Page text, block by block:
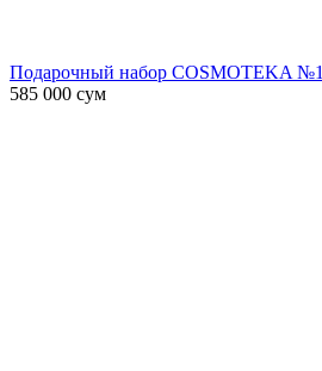
Подарочный набор COSMOTEKA №1
585 000 сум